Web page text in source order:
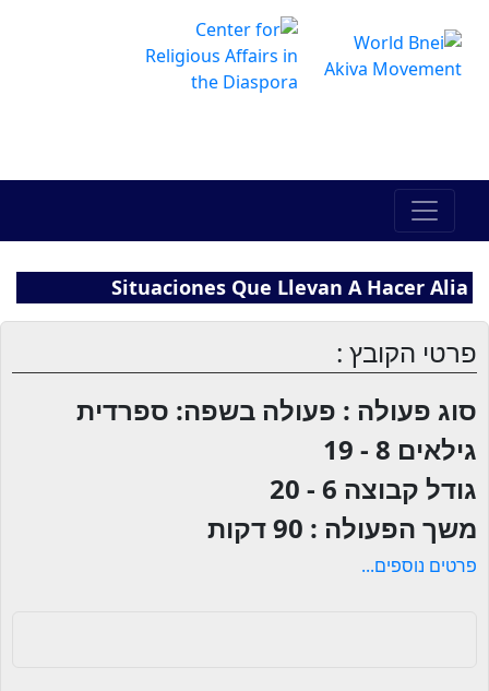
Situaciones Que Llevan A Hacer Alia
פרטי הקובץ :
סוג פעולה : פעולה בשפה: ספרדית
גילאים
גודל קבוצה 6 - 20
משך הפעולה :
פרטים נוספים...